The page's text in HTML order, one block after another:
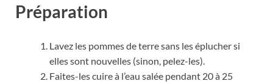
Préparation
Lavez les pommes de terre sans les éplucher si
elles sont nouvelles (sinon, pelez-les).
Faites-les cuire à l’eau salée pendant 20 à 25